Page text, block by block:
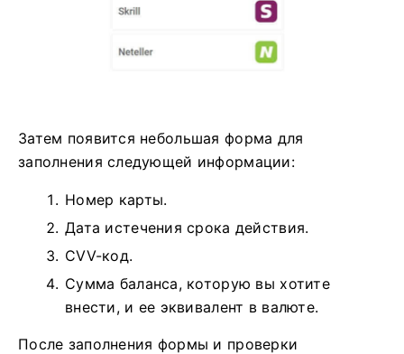
Затем появится небольшая форма для
заполнения следующей информации:
Номер карты.
Дата истечения срока действия.
CVV-код.
Сумма баланса, которую вы хотите
внести, и ее эквивалент в валюте.
После заполнения формы и проверки